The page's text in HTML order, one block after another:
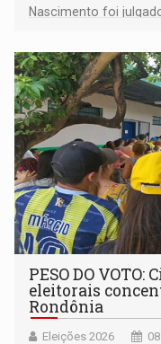
Nascimento foi
PESO DO
eleitorais
Rondônia
Eleições 2026